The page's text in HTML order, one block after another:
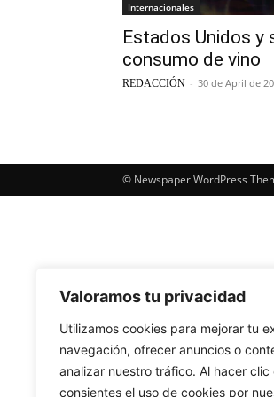
Valoramos tu privacidad
Utilizamos cookies para mejorar tu
navegación, ofrecer anuncios o
analizar nuestro tráfico. Al hacer
consientes el uso de cookies por
Internacionales
Estados Unidos y
consumo de vino
REDACCIÓN - 30 de April de
© Newspaper WordPress